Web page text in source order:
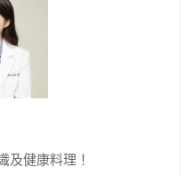
及健康料理！